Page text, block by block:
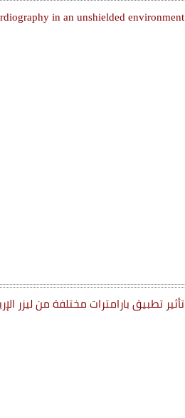
in an unshielded environment
تأثير تطبيق بارامترات مختلفة من ليزر